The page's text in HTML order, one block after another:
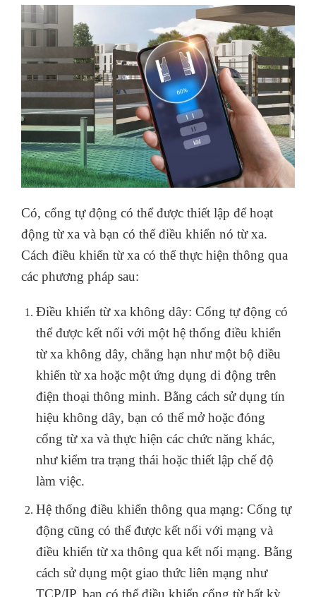
Có, cổng tự động có thể được thiết lập để hoạt
động từ xa và bạn có thể điều khiển nó từ xa.
Cách điều khiển từ xa có thể thực hiện thông qua
các phương pháp sau:
Điều khiển từ xa không dây: Cổng tự động có
thể được kết nối với một hệ thống điều khiển
từ xa không dây, chẳng hạn như một bộ điều
khiển từ xa hoặc một ứng dụng di động trên
điện thoại thông minh. Bằng cách sử dụng tín
hiệu không dây, bạn có thể mở hoặc đóng
cổng từ xa và thực hiện các chức năng khác,
như kiểm tra trạng thái hoặc thiết lập chế độ
làm việc.
Hệ thống điều khiển thông qua mạng: Cổng tự
động cũng có thể được kết nối với mạng và
điều khiển từ xa thông qua kết nối mạng. Bằng
cách sử dụng một giao thức liên mạng như
TCP/IP, bạn có thể điều khiển cổng từ bất kỳ